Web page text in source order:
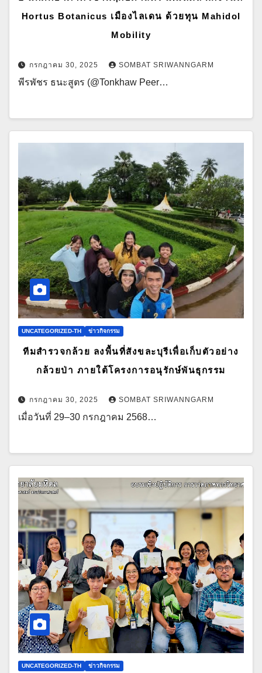
Hortus Botanicus เมืองไลเดน ด้วยทุน Mahidol
Mobility
กรกฎาคม 30, 2025 SOMBAT SRIWANNGARM
พีรพัชร ธนะสูตร (@Tonkhaw Peer…
UNCATEGORIZED-TH ข่าวกิจกรรม
ทีมสำรวจกล้วย ลงพื้นที่สังขละบุรีเพื่อเก็บตัวอย่าง
กล้วยป่า ภายใต้โครงการอนุรักษ์พันธุกรรม
กรกฎาคม 30, 2025 SOMBAT SRIWANNGARM
เมื่อวันที่ 29–30 กรกฎาคม 2568…
UNCATEGORIZED-TH ข่าวกิจกรรม